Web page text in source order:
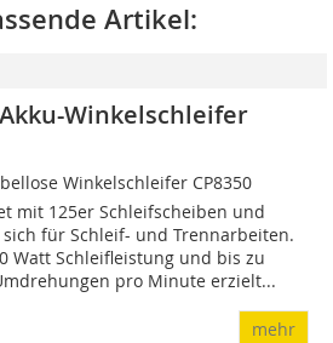
Artikel:
Winkelschleifer
Winkelschleifer CP8350
mit 125er Schleifscheiben und
für Schleif- und Trennarbeiten.
Watt Schleifleistung und bis zu
pro Minute erzielt...
mehr